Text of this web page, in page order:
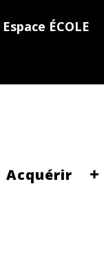
Espace ÉCOLE
Acquérir